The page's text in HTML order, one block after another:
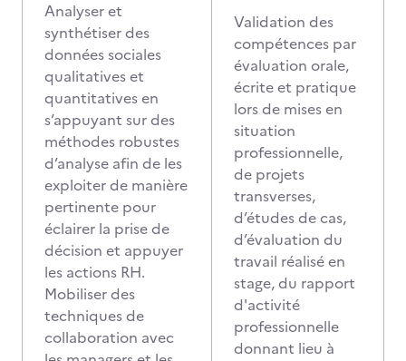
Analyser et
synthétiser des
données sociales
qualitatives et
quantitatives en
s’appuyant sur des
méthodes robustes
d’analyse afin de les
exploiter de manière
pertinente pour
éclairer la prise de
décision et appuyer
les actions RH.
Mobiliser des
techniques de
collaboration avec
Validation des
compétences par
évaluation orale,
écrite et pratique
lors de mises en
situation
professionnelle,
de projets
transverses,
d’études de cas,
d’évaluation du
travail réalisé en
stage, du rapport
d'activité
professionnelle
donnant lieu à